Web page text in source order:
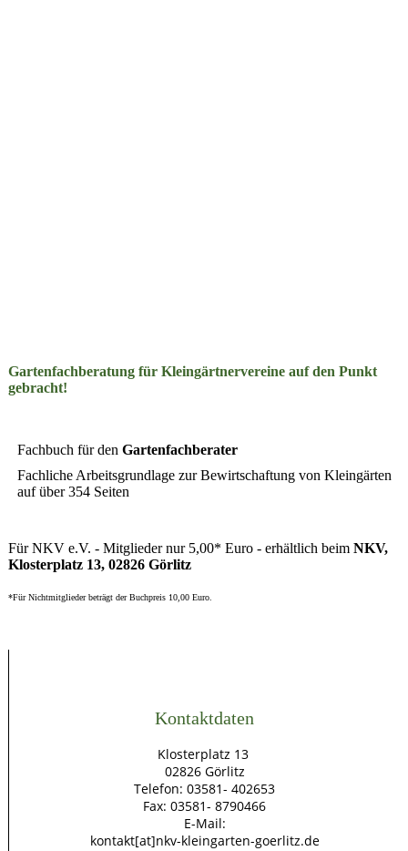
Gartenfachberatung für Kleingärtnervereine auf den Punkt
gebracht!
Fachbuch für den Gartenfachberater
Fachliche Arbeitsgrundlage zur Bewirtschaftung von Kleingärten
auf über 354 Seiten
Für NKV e.V. - Mitglieder nur 5,00* Euro - erhältlich beim NKV,
Klosterplatz 13, 02826 Görlitz
*Für Nichtmitglieder beträgt der Buchpreis 10,00 Euro.
Kontaktdaten
Klosterplatz 13
02826 Görlitz
Telefon: 03581- 402653
Fax: 03581- 8790466
E-Mail:
kontakt[at]nkv-kleingarten-goerlitz.de